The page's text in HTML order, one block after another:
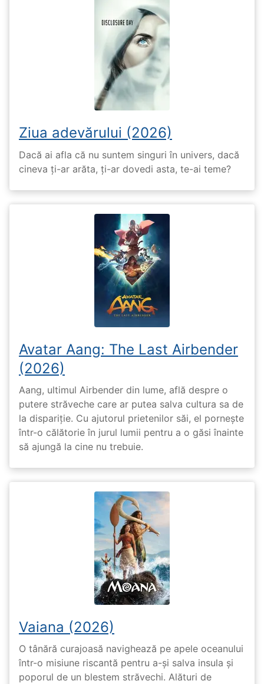
Ziua adevărului (2026)
Dacă ai afla că nu suntem singuri în univers, dacă
cineva ți-ar arăta, ți-ar dovedi asta, te-ai teme?
Avatar Aang: The Last Airbender
(2026)
Aang, ultimul Airbender din lume, află despre o
putere străveche care ar putea salva cultura sa de
la dispariție. Cu ajutorul prietenilor săi, el pornește
într-o călătorie în jurul lumii pentru a o găsi înainte
să ajungă la cine nu trebuie.
Vaiana (2026)
O tânără curajoasă navighează pe apele oceanului
într-o misiune riscantă pentru a-și salva insula și
poporul de un blestem străvechi. Alături de